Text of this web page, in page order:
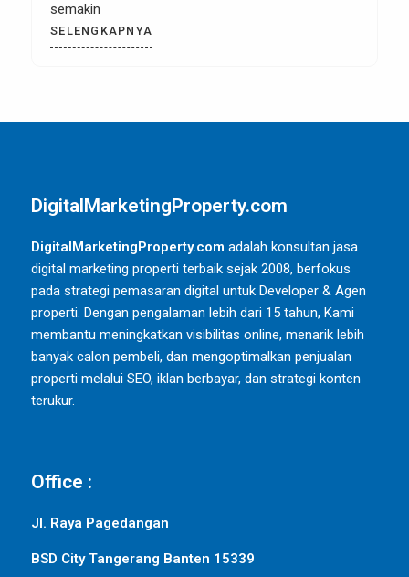
semakin
SELENGKAPNYA
DigitalMarketingProperty.com
DigitalMarketingProperty.com adalah konsultan jasa
digital marketing properti terbaik sejak 2008, berfokus
pada strategi pemasaran digital untuk Developer & Agen
properti. Dengan pengalaman lebih dari 15 tahun, Kami
membantu meningkatkan visibilitas online, menarik lebih
banyak calon pembeli, dan mengoptimalkan penjualan
properti melalui SEO, iklan berbayar, dan strategi konten
terukur.
Office :
Jl. Raya Pagedangan
BSD City Tangerang Banten 15339